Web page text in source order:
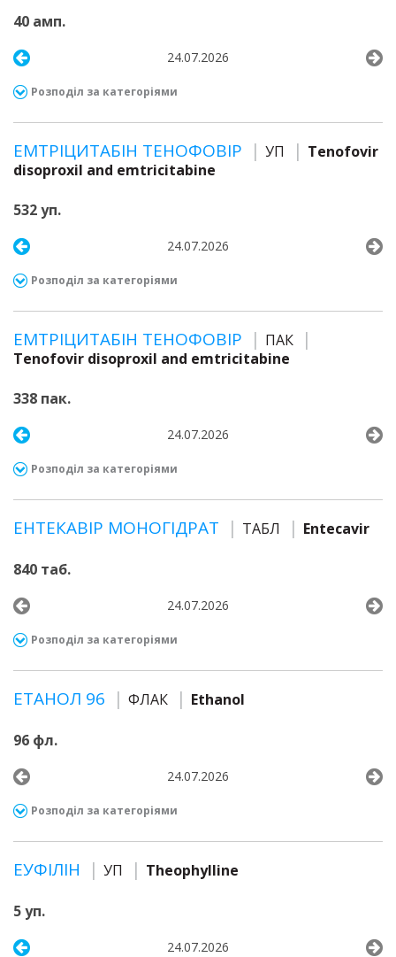
40 амп.
24.07.2026
Розподіл за категоріями
ЕМТРІЦИТАБІН ТЕНОФОВІР УП
Tenofovir
disoproxil and emtricitabine
532 уп.
24.07.2026
Розподіл за категоріями
ЕМТРІЦИТАБІН ТЕНОФОВІР
ПАК
Tenofovir disoproxil and emtricitabine
338 пак.
24.07.2026
Розподіл за категоріями
ЕНТЕКАВІР МОНОГІДРАТ ТАБЛ Entecavir
840 таб.
24.07.2026
Розподіл за категоріями
ЕТАНОЛ 96 ФЛАК Ethanol
96 фл.
24.07.2026
Розподіл за категоріями
ЕУФІЛІН УП Theophylline
5 уп.
24.07.2026